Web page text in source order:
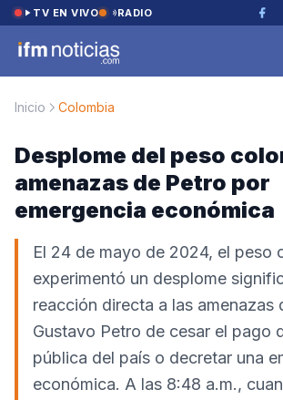
Saltar al contenido
TV EN VIVO RADIO
Inicio Colombia
Desplome del peso
amenazas de Petro por
emergencia económica
El 24 de mayo de 2024, el peso
experimentó un desplome
reacción directa a las amenazas
Gustavo Petro de cesar el pago
pública del país o decretar una
económica. A las 8:48 a.m.,